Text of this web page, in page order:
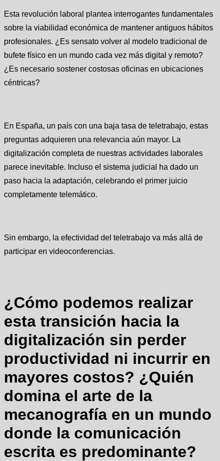
Esta revolución laboral plantea interrogantes fundamentales
sobre la viabilidad económica de mantener antiguos hábitos
profesionales. ¿Es sensato volver al modelo tradicional de
bufete físico en un mundo cada vez más digital y remoto?
¿Es necesario sostener costosas oficinas en ubicaciones
céntricas?
En España, un país con una baja tasa de teletrabajo, estas
preguntas adquieren una relevancia aún mayor. La
digitalización completa de nuestras actividades laborales
parece inevitable. Incluso el sistema judicial ha dado un
paso hacia la adaptación, celebrando el primer juicio
completamente telemático.
Sin embargo, la efectividad del teletrabajo va más allá de
participar en videoconferencias.
¿Cómo podemos realizar
esta transición hacia la
digitalización sin perder
productividad ni incurrir en
mayores costos? ¿Quién
domina el arte de la
mecanografía en un mundo
donde la comunicación
escrita es predominante?